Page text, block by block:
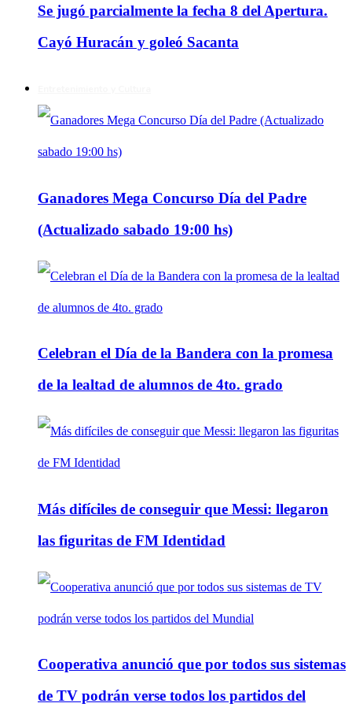
Se jugó parcialmente la fecha 8 del Apertura.
Cayó Huracán y goleó Sacanta
Ganadores Mega Concurso Día del Padre
(Actualizado sabado 19:00 hs)
Celebran el Día de la Bandera con la promesa
de la lealtad de alumnos de 4to. grado
Más difíciles de conseguir que Messi: llegaron
las figuritas de FM Identidad
Cooperativa anunció que por todos sus sistemas
de TV podrán verse todos los partidos del